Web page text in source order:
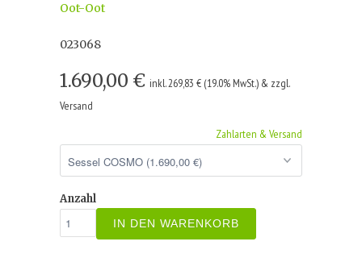
Oot-Oot
023068
1.690,00 € inkl. 269,83 € (19.0% MwSt.) & zzgl.
Versand
Zahlarten & Versand
Anzahl
IN DEN WARENKORB